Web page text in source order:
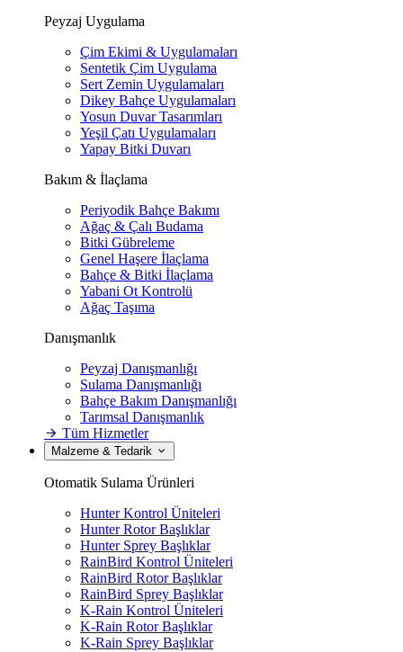
Peyzaj Uygulama
Çim Ekimi & Uygulamaları
Sentetik Çim Uygulama
Sert Zemin Uygulamaları
Dikey Bahçe Uygulamaları
Yosun Duvar Tasarımları
Yeşil Çatı Uygulamaları
Yapay Bitki Duvarı
Bakım & İlaçlama
Periyodik Bahçe Bakımı
Ağaç & Çalı Budama
Bitki Gübreleme
Genel Haşere İlaçlama
Bahçe & Bitki İlaçlama
Yabani Ot Kontrolü
Ağaç Taşıma
Danışmanlık
Peyzaj Danışmanlığı
Sulama Danışmanlığı
Bahçe Bakım Danışmanlığı
Tarımsal Danışmanlık
Tüm Hizmetler
Malzeme & Tedarik
Otomatik Sulama Ürünleri
Hunter Kontrol Üniteleri
Hunter Rotor Başlıklar
Hunter Sprey Başlıklar
RainBird Kontrol Üniteleri
RainBird Rotor Başlıklar
RainBird Sprey Başlıklar
K-Rain Kontrol Üniteleri
K-Rain Rotor Başlıklar
K-Rain Sprey Başlıklar